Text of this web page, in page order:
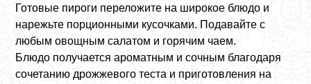
Готовые пироги переложите на широкое блюдо и
нарежьте порционными кусочками. Подавайте с
любым овощным салатом и горячим чаем.
Блюдо получается ароматным и сочным благодаря
сочетанию дрожжевого теста и приготовления на